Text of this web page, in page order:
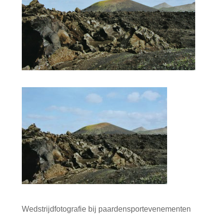
Wedstrijdfotografie bij paardensportevenementen